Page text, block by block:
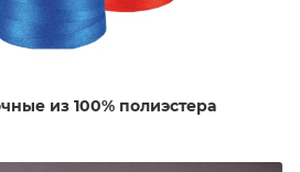
из 100% полиэстера